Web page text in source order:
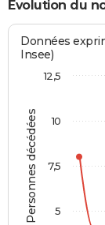
Evolution du
Personnes décédées
Données
Insee)
5
7,5
10
12,5